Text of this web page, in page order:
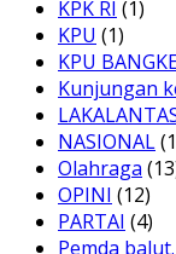
KPK RI (1)
KPU (1)
KPU
Kunjungan
NASIONAL
Olahraga
OPINI (12)
PARTAI (4)
Pemda balut.